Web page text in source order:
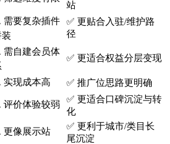
站
要复杂插件
✅ 更贴合入驻/维护路
径
自建会员体
✅ 更适合权益分层变现
现成本高 ✅ 推广位思路更明确
价体验较弱
✅ 更适合口碑沉淀与转
化
像展示站
✅ 更利于城市/类目长
尾沉淀